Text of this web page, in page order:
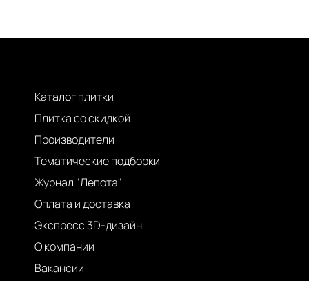
Каталог плитки
Плитка со скидкой
Производители
Тематические подборки
Журнал "Лепота"
Оплата и доставка
Экспресс 3D-дизайн
О компании
Вакансии